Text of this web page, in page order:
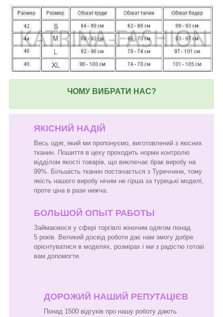
ЧОМУ ВИБРАТИ НАС?
ЯКІСНИЙ НАДІЙ
Весь одяг, який ми пропонуємо, виготовлений з якісних
тканин. Пошиття в цеху проходить норми контролю
відділом якості товарів, що виключає брак виробу на
99%. Більшість тканин постачається з Туреччини, тому
якість нашого виробу нічим не гірша за турецькі моделі,
проте ціна в рази нижча.
БОЛЬШОЙ ОПЫТ РАБОТЫ
Займаємося у сфері торгівлі жіночим одягом понад
5 років. Великий досвід роботи дає нам змогу добре
орієнтуватися в моделях, розмірах і ми з радістю готові
вам допомогти.
ДОРОЖИЙ НАШИЙ РЕПУТАЦІЄВ
Понад 1500 відгуків про нашу роботу дають